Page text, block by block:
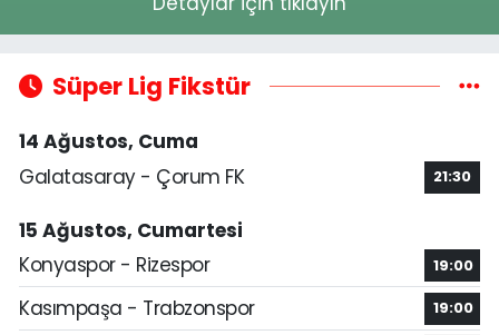
Süper Lig Fikstür
14 Ağustos, Cuma
Galatasaray - Çorum FK
21:30
15 Ağustos, Cumartesi
Konyaspor - Rizespor
19:00
Kasımpaşa - Trabzonspor 19:00